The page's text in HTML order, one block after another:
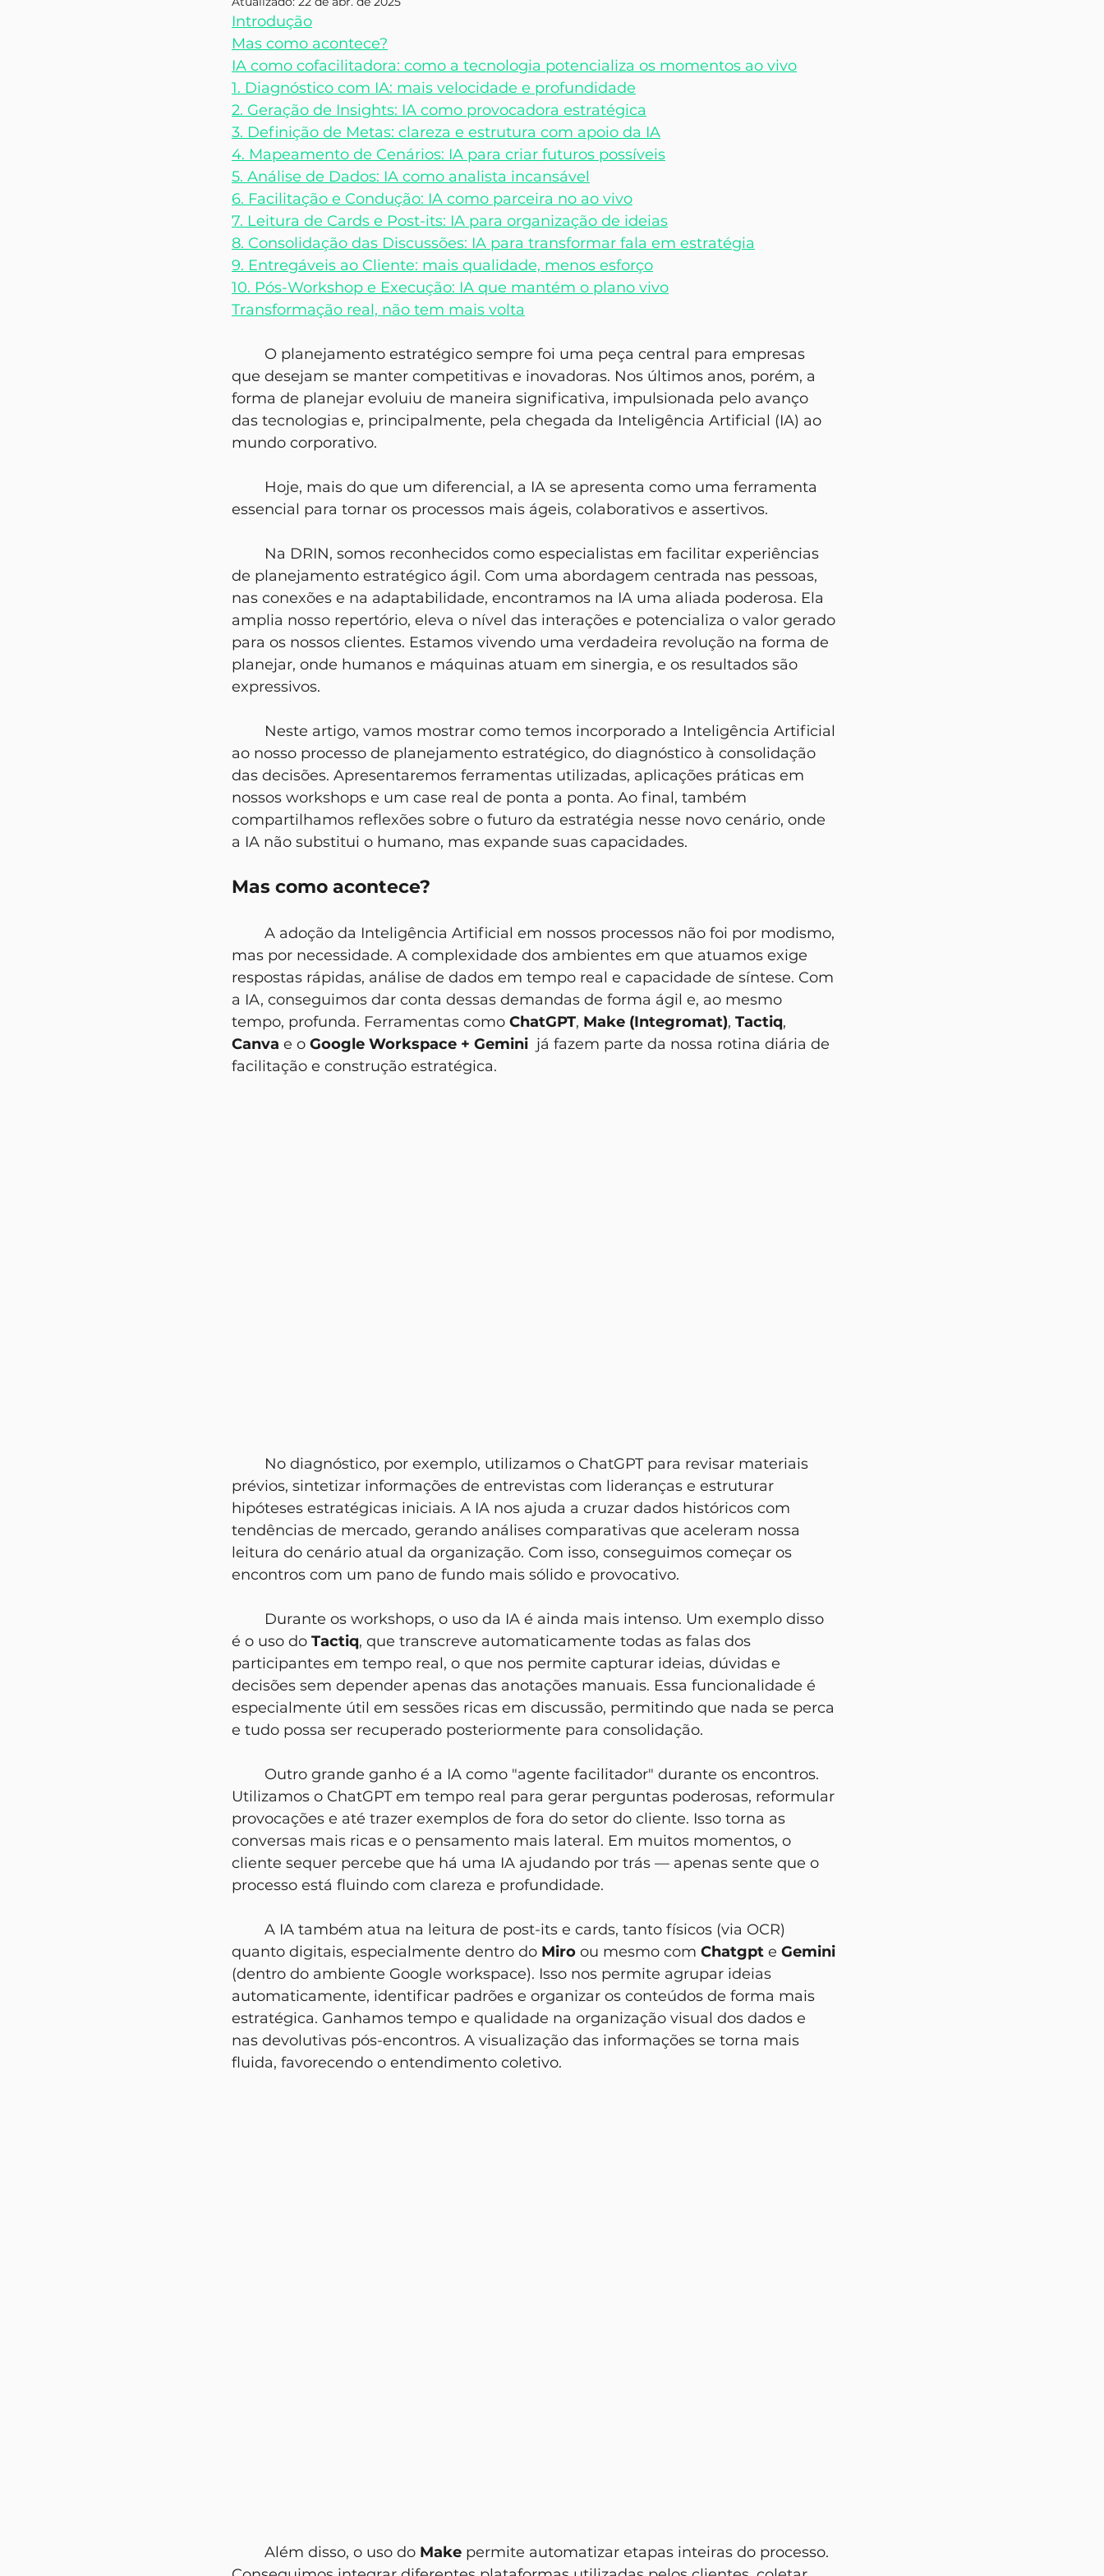
Introdução
Mas como acontece?
IA como cofacilitadora: como a tecnologia potencializa os momentos ao vivo
1. Diagnóstico com IA: mais velocidade e profundidade
2. Geração de Insights: IA como provocadora estratégica
3. Definição de Metas: clareza e estrutura com apoio da IA
4. Mapeamento de Cenários: IA para criar futuros possíveis
5. Análise de Dados: IA como analista incansável
6. Facilitação e Condução: IA como parceira no ao vivo
7. Leitura de Cards e Post-its: IA para organização de ideias
8. Consolidação das Discussões: IA para transformar fala em estratégia
9. Entregáveis ao Cliente: mais qualidade, menos esforço
10. Pós-Workshop e Execução: IA que mantém o plano vivo
Transformação real, não tem mais volta
que desejam se manter competitivas e inovadoras. Nos últimos anos, porém, a
forma de planejar evoluiu de maneira significativa, impulsionada pelo avanço
das tecnologias e, principalmente, pela chegada da Inteligência Artificial (IA) ao
mundo corporativo.
essencial para tornar os processos mais ágeis, colaborativos e assertivos.
de planejamento estratégico ágil. Com uma abordagem centrada nas pessoas,
nas conexões e na adaptabilidade, encontramos na IA uma aliada poderosa. Ela
amplia nosso repertório, eleva o nível das interações e potencializa o valor gerado
para os nossos clientes. Estamos vivendo uma verdadeira revolução na forma de
planejar, onde humanos e máquinas atuam em sinergia, e os resultados são
expressivos.
ao nosso processo de planejamento estratégico, do diagnóstico à consolidação
das decisões. Apresentaremos ferramentas utilizadas, aplicações práticas em
nossos workshops e um case real de ponta a ponta. Ao final, também
compartilhamos reflexões sobre o futuro da estratégia nesse novo cenário, onde
a IA não substitui o humano, mas expande suas capacidades.
Mas como acontece?
mas por necessidade. A complexidade dos ambientes em que atuamos exige
respostas rápidas, análise de dados em tempo real e capacidade de síntese. Com
a IA, conseguimos dar conta dessas demandas de forma ágil e, ao mesmo
tempo, profunda. Ferramentas como ChatGPT, Make (Integromat), Tactiq,
Canva e o Google Workspace + Gemini já fazem parte da nossa rotina diária de
facilitação e construção estratégica.
prévios, sintetizar informações de entrevistas com lideranças e estruturar
hipóteses estratégicas iniciais. A IA nos ajuda a cruzar dados históricos com
tendências de mercado, gerando análises comparativas que aceleram nossa
leitura do cenário atual da organização. Com isso, conseguimos começar os
encontros com um pano de fundo mais sólido e provocativo.
é o uso do Tactiq, que transcreve automaticamente todas as falas dos
participantes em tempo real, o que nos permite capturar ideias, dúvidas e
decisões sem depender apenas das anotações manuais. Essa funcionalidade é
especialmente útil em sessões ricas em discussão, permitindo que nada se perca
e tudo possa ser recuperado posteriormente para consolidação.
Utilizamos o ChatGPT em tempo real para gerar perguntas poderosas, reformular
provocações e até trazer exemplos de fora do setor do cliente. Isso torna as
conversas mais ricas e o pensamento mais lateral. Em muitos momentos, o
cliente sequer percebe que há uma IA ajudando por trás — apenas sente que o
processo está fluindo com clareza e profundidade.
quanto digitais, especialmente dentro do Miro ou mesmo com Chatgpt e Gemini
(dentro do ambiente Google workspace). Isso nos permite agrupar ideias
automaticamente, identificar padrões e organizar os conteúdos de forma mais
estratégica. Ganhamos tempo e qualidade na organização visual dos dados e
nas devolutivas pós-encontros. A visualização das informações se torna mais
fluida, favorecendo o entendimento coletivo.
	Além disso, o uso do
Make permite automatizar etapas inteiras do processo.